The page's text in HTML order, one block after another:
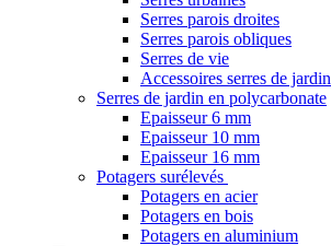
Serres parois droites
Serres parois obliques
Serres de vie
Accessoires serres de jardin
Serres de jardin en polycarbonate
Epaisseur 6 mm
Epaisseur 10 mm
Epaisseur 16 mm
Potagers surélevés
Potagers en acier
Potagers en bois
Potagers en aluminium